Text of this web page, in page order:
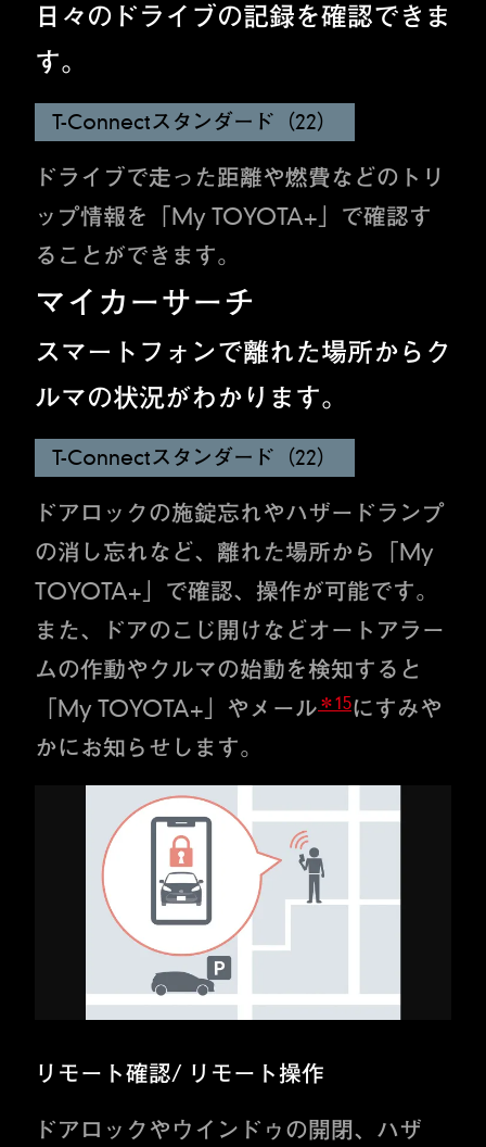
日々のドライブの記録を確認できま
す。
T-Connectスタンダード（22）
ドライブで走った距離や燃費などのトリ
ップ情報を「My TOYOTA+」で確認す
ることができます。
マイカーサーチ
スマートフォンで離れた場所からク
ルマの状況がわかります。
T-Connectスタンダード（22）
ドアロックの施錠忘れやハザードランプ
の消し忘れなど、離れた場所から「My
TOYOTA+」で確認、操作が可能です。
また、ドアのこじ開けなどオートアラー
ムの作動やクルマの始動を検知すると
「My TOYOTA+」やメール ＊15にすみや
かにお知らせします。
リモート確認/ リモート操作
ドアロックやウインドゥの開閉、ハザ